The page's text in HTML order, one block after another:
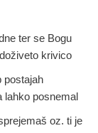
ter se Bogu
krivico
postajah
lahko posnemal
oz. ti je